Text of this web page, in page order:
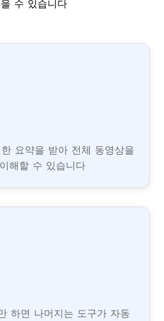
수 있습니다
요약을 받아 전체 동영상을
해할 수 있습니다
하면 나머지는 도구가 자동